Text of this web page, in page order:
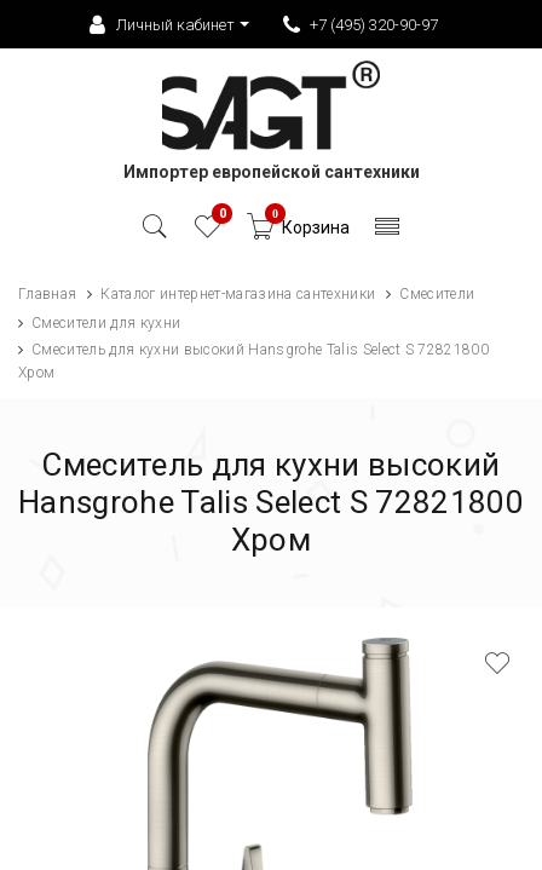
Личный кабинет +7 (495) 320-90-97
Импортер европейской сантехники
0 0
Корзина
Главная Каталог интернет-магазина сантехники
Смесители
Смесители для кухни
Смеситель для кухни высокий Hansgrohe Talis Select S 72821800
Хром
Смеситель для кухни высокий
Hansgrohe Talis Select S 72821800
Хром